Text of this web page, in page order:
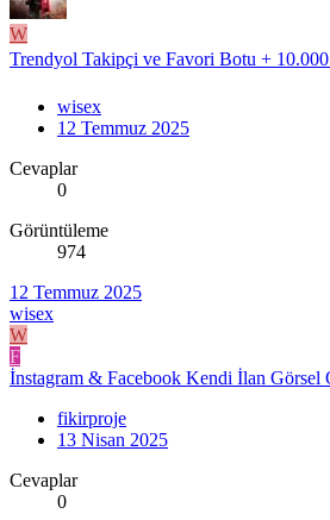
W
Trendyol Takipçi ve Favori Botu +
wisex
12 Temmuz 2025
Cevaplar
0
Görüntüleme
974
12 Temmuz 2025
wisex
W
F
İnstagram & Facebook Kendi İlan Görsel
fikirproje
13 Nisan 2025
Cevaplar
0